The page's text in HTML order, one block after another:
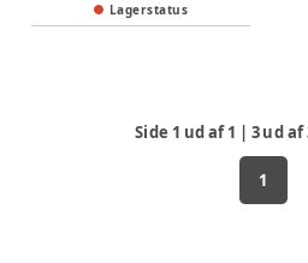
Lagerstatus
Side 1 ud af1 | 3ud af
1